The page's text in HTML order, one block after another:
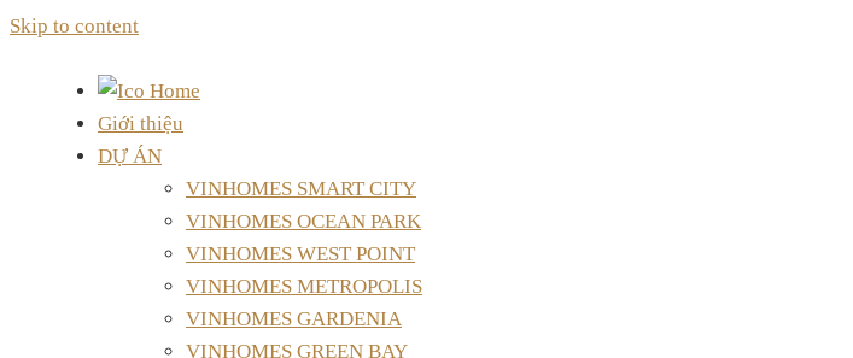
Skip to content
Giới thiệu
DỰ ÁN
VINHOMES SMART CITY
VINHOMES OCEAN PARK
VINHOMES WEST POINT
VINHOMES METROPOLIS
VINHOMES GARDENIA
VINHOMES GREEN BAY